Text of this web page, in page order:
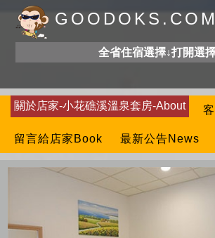
GOODOKS.COM
全省住宿選擇↓打開選
關於店家-小花礁溪溫泉套房-About
留言給店家Book 最新公告News